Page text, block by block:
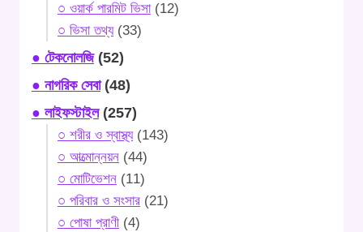
○ ওয়ার্ক পারমিট ভিসা(12)
○ ভিসা তথ্য(33)
● টেকনোলজি(52)
● নাগরিক সেবা(48)
● লাইফস্টাইল(257)
○ শরীর ও স্বাস্থ্য(143)
○ আত্মোন্নয়ন (44)
○ মোটিভেশন (11)
○ পরিবার ও সংসার (21)
○ পোষা প্রাণী (4)